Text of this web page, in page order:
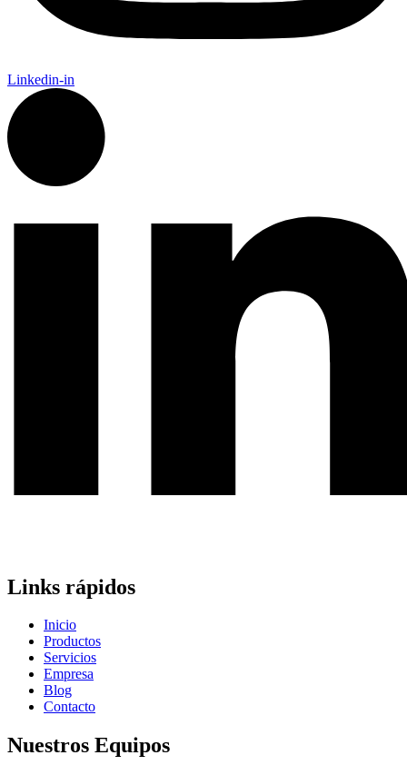
Linkedin-in
Links rápidos
Inicio
Productos
Servicios
Empresa
Blog
Contacto
Nuestros Equipos